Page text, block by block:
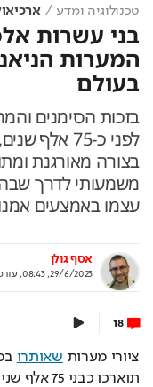
טכנולוגיה ומדע
בני עשרות
המערות
בעולם
בזכות הסימנים
לפני כ-75 אלף
בצורה מאורגנת
משמעותי לדרך שבה
עצמו באמצעים
אסף גולן
29/6/2023, 08:43
,עודכן
18
ציורי מערות שאותרו